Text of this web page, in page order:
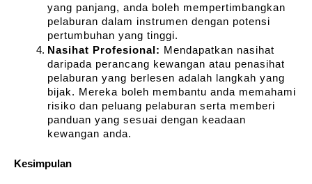
yang panjang, anda boleh mempertimbangkan
pelaburan dalam instrumen dengan potensi
pertumbuhan yang tinggi.
Nasihat Profesional: Mendapatkan nasihat
daripada perancang kewangan atau penasihat
pelaburan yang berlesen adalah langkah yang
bijak. Mereka boleh membantu anda memahami
risiko dan peluang pelaburan serta memberi
panduan yang sesuai dengan keadaan
kewangan anda.
Kesimpulan